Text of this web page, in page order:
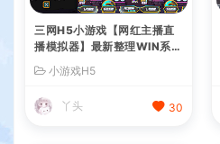
三网H5小游戏【网红主播直
播模拟器】最新整理WIN系服
搭建教程
小游戏H5
丫头 30